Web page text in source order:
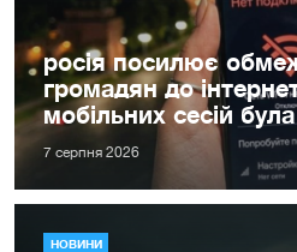
росія посилює
громадян до
мобільних сесій
7 серпня 2026
НОВИНИ